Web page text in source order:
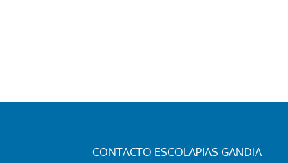
CONTACTO ESCOLAPIAS GANDIA